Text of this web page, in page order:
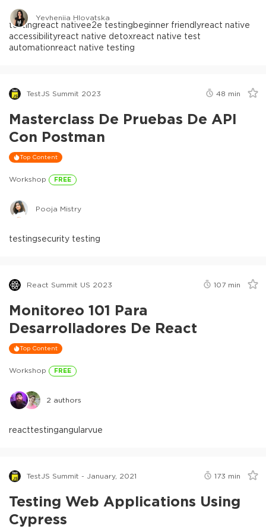
Yevheniia Hlovatska
testingreact nativee2e testingbeginner friendlyreact native
accessibilityreact native detoxreact native test
automationreact native testing
TestJS Summit 2023 48 min
Masterclass De Pruebas De API
Con Postman
Top Content
Workshop FREE
Pooja Mistry
testingsecurity testing
React Summit US 2023 107 min
Monitoreo 101 Para
Desarrolladores De React
Top Content
Workshop FREE
2 authors
reacttestingangularvue
TestJS Summit - January, 2021 173 min
Testing Web Applications Using
Cypress